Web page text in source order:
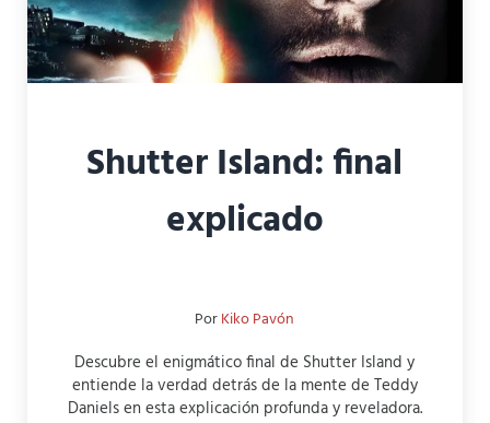
Shutter Island: final
explicado
PorKiko Pavón
Descubre el enigmático final de Shutter Island y
entiende la verdad detrás de la mente de Teddy
Daniels en esta explicación profunda y reveladora.